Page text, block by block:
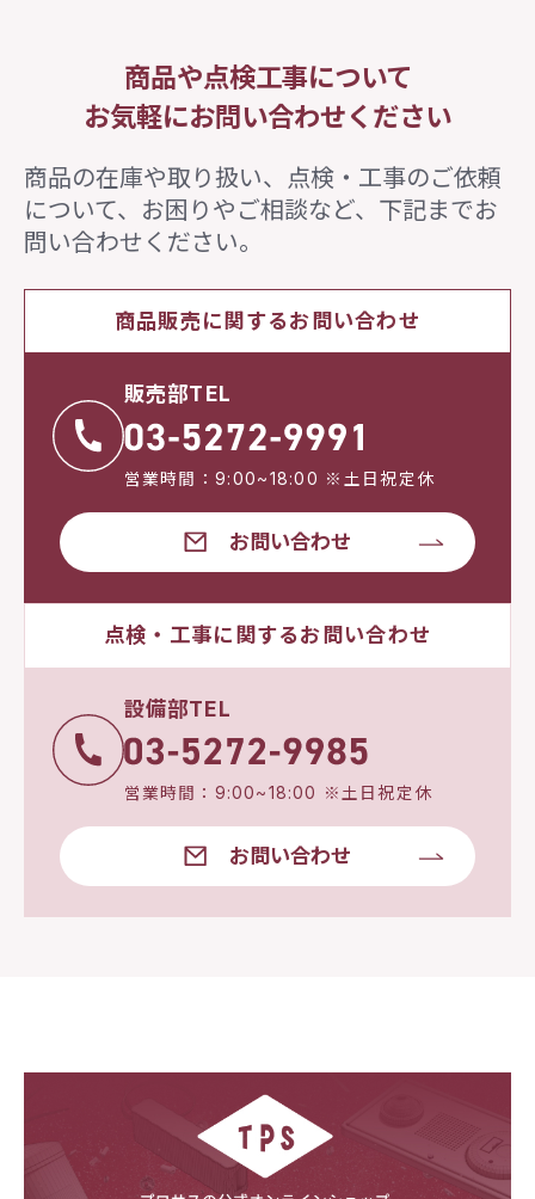
商品や点検工事について
お気軽にお問い合わせください
商品の在庫や取り扱い、点検・工事のご依頼
について、 お困りやご相談など、下記までお
問い合わせください。
商品販売に関するお問い合わせ
販売部TEL
営業時間：9:00~18:00 ※土日祝定休
お問い合わせ
点検・工事に関するお問い合わせ
設備部TEL
営業時間：9:00~18:00 ※土日祝定休
お問い合わせ